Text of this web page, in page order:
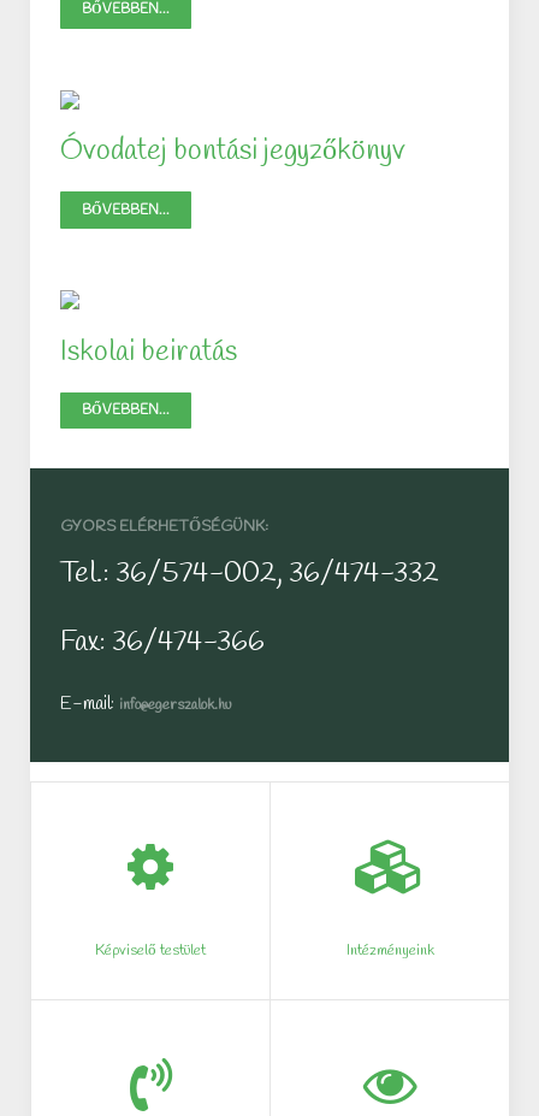
BŐVEBBEN...
Óvodatej bontási jegyzőkönyv
BŐVEBBEN...
Iskolai beiratás
BŐVEBBEN...
GYORS ELÉRHETŐSÉGÜNK:
Tel.: 36/574-002, 36/474-332
Fax: 36/474-366
E-mail: info@egerszalok.hu
Képviselő testület Intézményeink